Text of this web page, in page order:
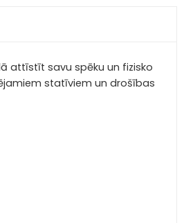
attīstīt savu spēku un fizisko
statīviem un drošības